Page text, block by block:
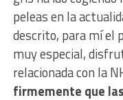
peleas en la
descrito, para mí el
muy especial,
relacionada con la
firmemente que